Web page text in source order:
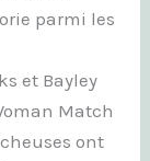
parmi les
et Bayley
Match
ont